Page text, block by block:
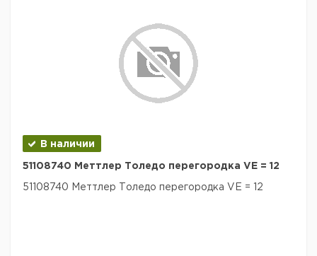
В наличии
51108740 Меттлер Толедо перегородка VE = 12
51108740 Меттлер Толедо перегородка VE = 12